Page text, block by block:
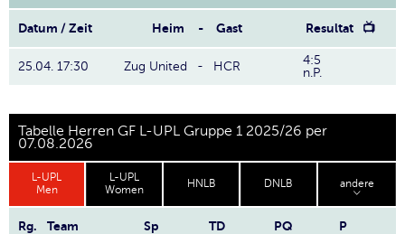
Datum / Zeit Heim - Gast Resultat 📺
25.04. 17:30 Zug United - HCR
4:5
n.P.
Tabelle Herren GF L-UPL Gruppe 1 2025/26 per
07.08.2026
L-UPL
Men
L-UPL
Women
HNLB DNLB andere
Rg. Team Sp TD PQ P